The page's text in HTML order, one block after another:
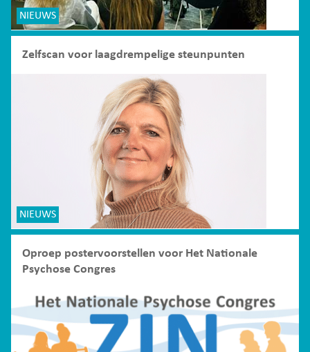
NIEUWS
Zelfscan voor laagdrempelige steunpunten
NIEUWS
Oproep postervoorstellen voor Het Nationale
Psychose Congres